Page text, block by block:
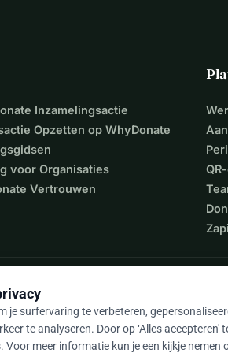
Inzamelingsactie
Opzetten op WhyDonate
voor Organisaties
Vertrouwen
je surfervaring te verbeteren,
te analyseren. Door op ‘Alles accepteren'
Voor meer informatie kun je een kijkje nemen